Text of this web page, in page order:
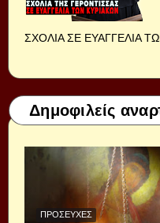
ΣΧΟΛΙΑ ΣΕ ΕΥΑΓΓΕΛΙΑ
Δημοφιλείς
ΠΡΟΣΕΥΧΈΣ